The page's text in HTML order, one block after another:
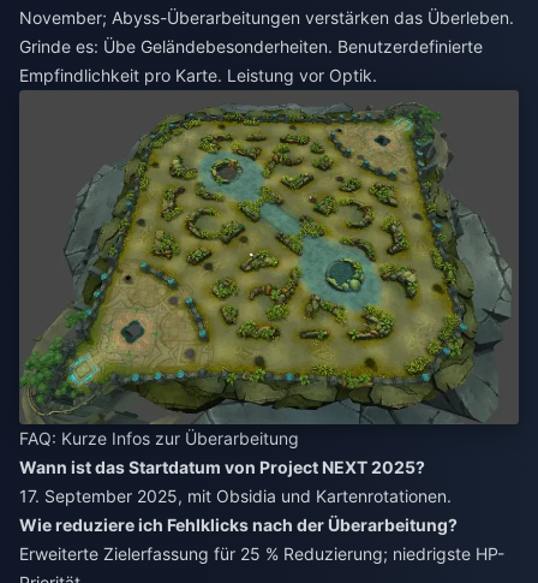
November; Abyss-Überarbeitungen verstärken das Überleben.
Grinde es: Übe Geländebesonderheiten. Benutzerdefinierte
Empfindlichkeit pro Karte. Leistung vor Optik.
FAQ: Kurze Infos zur Überarbeitung
Wann ist das Startdatum von Project NEXT 2025?
17. September 2025, mit Obsidia und Kartenrotationen.
Wie reduziere ich Fehlklicks nach der Überarbeitung?
Erweiterte Zielerfassung für 25 % Reduzierung; niedrigste HP-